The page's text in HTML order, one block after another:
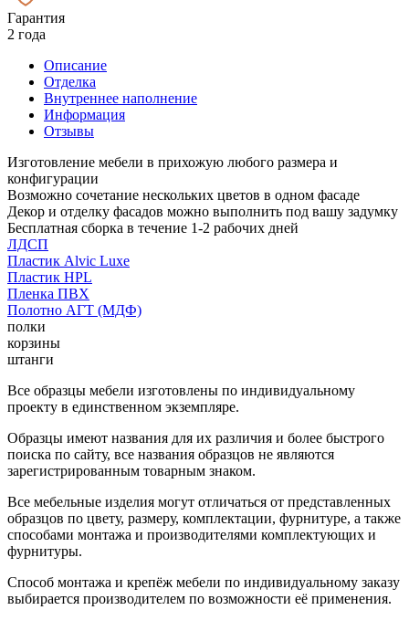
Гарантия
2 года
Описание
Отделка
Внутреннее наполнение
Информация
Отзывы
Изготовление мебели в прихожую любого размера и
конфигурации
Возможно сочетание нескольких цветов в одном фасаде
Декор и отделку фасадов можно выполнить под вашу задумку
Бесплатная сборка в течение 1-2 рабочих дней
ЛДСП
Пластик Alvic Luxe
Пластик HPL
Пленка ПВХ
Полотно АГТ (МДФ)
полки
корзины
штанги
Все образцы мебели изготовлены по индивидуальному
проекту в единственном экземпляре.
Образцы имеют названия для их различия и более быстрого
поиска по сайту, все названия образцов не являются
зарегистрированным товарным знаком.
Все мебельные изделия могут отличаться от представленных
образцов по цвету, размеру, комплектации, фурнитуре, а также
способами монтажа и производителями комплектующих и
фурнитуры.
Способ монтажа и крепёж мебели по индивидуальному заказу
выбирается производителем по возможности её применения.